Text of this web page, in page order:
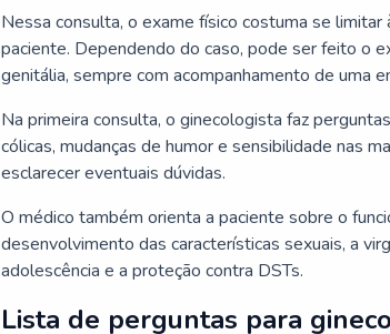
Nessa consulta, o exame físico costuma se
paciente. Dependendo do caso, pode ser feito o
genitália, sempre com acompanhamento de uma
Na primeira consulta, o ginecologista faz
cólicas, mudanças de humor e sensibilidade nas
esclarecer eventuais dúvidas.
O médico também orienta a paciente sobre o
desenvolvimento das características sexuais, a
adolescência e a proteção contra DSTs.
Lista de perguntas para